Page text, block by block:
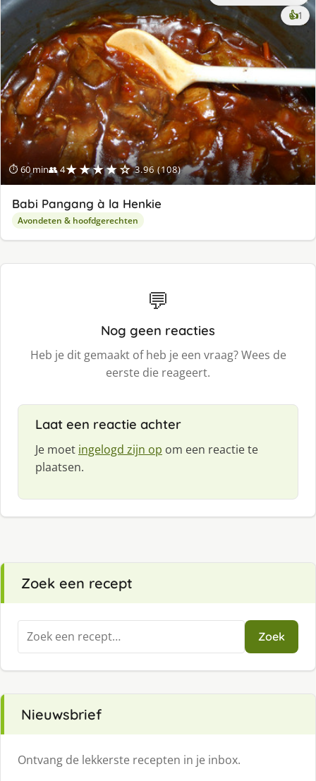
⏱ 60 min👥 4★★★★☆ 3.96 (108)
👍1
Babi Pangang à la Henkie
Avondeten & hoofdgerechten
💬
Nog geen reacties
Heb je dit gemaakt of heb je een vraag? Wees de
eerste die reageert.
Laat een reactie achter
Je moet ingelogd zijn op om een reactie te
plaatsen.
Zoek een recept
Zoeken
naar:
Zoek
Nieuwsbrief
Ontvang de lekkerste recepten in je inbox.